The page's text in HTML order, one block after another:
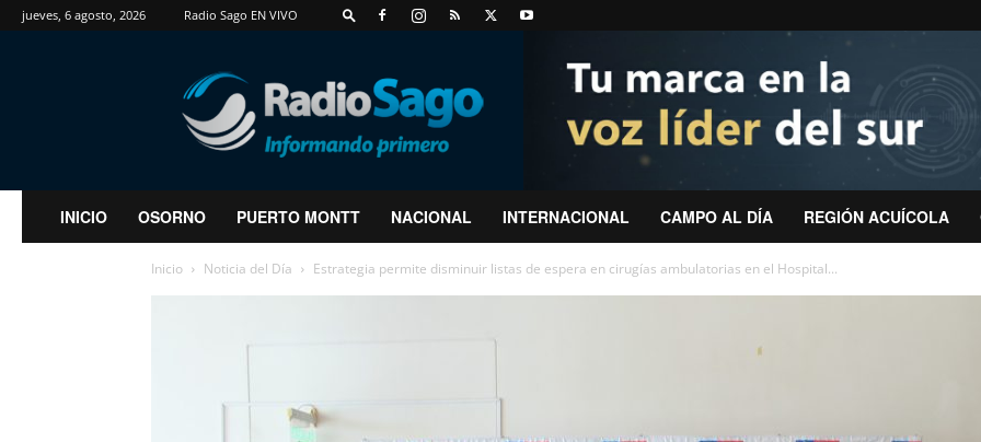
jueves, 6 agosto, 2026 Radio Sago EN VIVO
RadioSago
INICIO OSORNO PUERTO MONTT NACIONAL INTERNACIONAL CAMPO AL DÍA REGIÓN ACUÍCOLA
Inicio Noticia del Día Estrategia permite disminuir listas de espera en cirugías ambulatorias en el Hospital...